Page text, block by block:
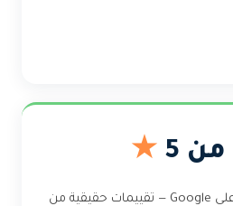
★
متوسط تقييم عملائنا على Google — تقييمات حقيقية من